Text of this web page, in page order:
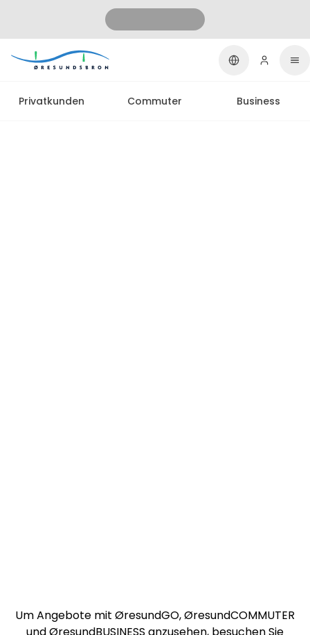
Privatkunden Commuter Business
Um Angebote mit ØresundGO, ØresundCOMMUTER